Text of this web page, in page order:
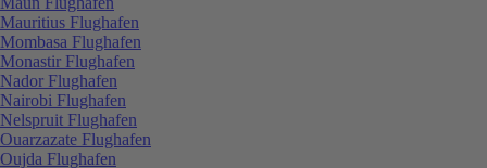
Mauritius Flughafen
Mombasa Flughafen
Monastir Flughafen
Nador Flughafen
Nairobi Flughafen
Nelspruit Flughafen
Ouarzazate Flughafen
Oujda Flughafen